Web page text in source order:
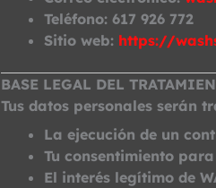
Teléfono:617 926 772
Sitio web: https://
BASE LEGAL DEL
Tus datos personales serán
La ejecución de un
Tu consentimiento
El interés legítimo de